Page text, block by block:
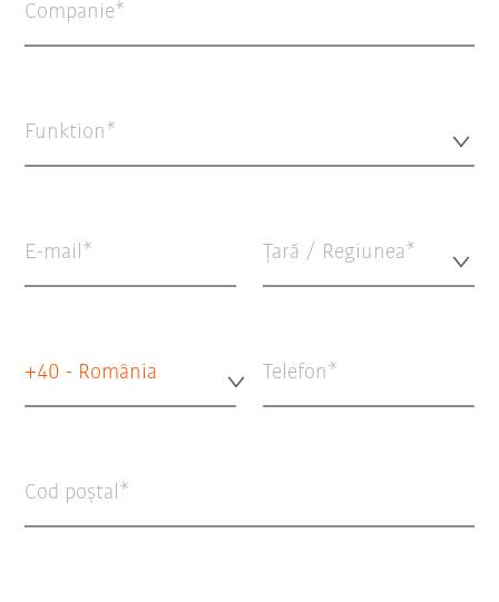
Companie
Funktion*
E-mail Țară / Regiunea*
+40 - România Telefon
Cod poștal